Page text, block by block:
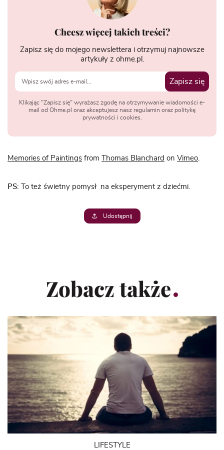
Chcesz więcej takich treści?
Zapisz się do mojego newslettera i otrzymuj najnowsze
artykuły z ohme.pl.
Zapisz się
Klikając "Zapisz się" wyrażasz zgodę na otrzymywanie wiadomości e-
mail od Ohme.pl oraz akceptujesz nasz regulamin oraz politykę
prywatności i cookies.
Memories of Paintings from Thomas Blanchard on Vimeo.
PS: To też świetny pomysł na eksperyment z dziećmi.
Udostępnij
Zobacz także
LIFESTYLE